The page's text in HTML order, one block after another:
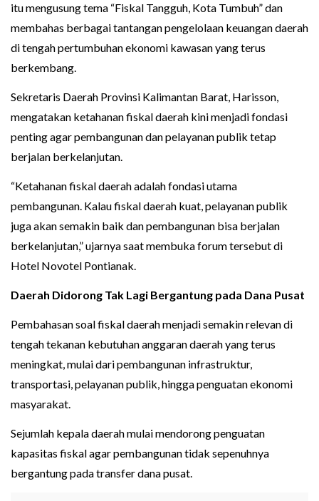
itu mengusung tema “Fiskal Tangguh, Kota Tumbuh” dan
membahas berbagai tantangan pengelolaan keuangan daerah
di tengah pertumbuhan ekonomi kawasan yang terus
berkembang.
Sekretaris Daerah Provinsi Kalimantan Barat, Harisson,
mengatakan ketahanan fiskal daerah kini menjadi fondasi
penting agar pembangunan dan pelayanan publik tetap
berjalan berkelanjutan.
“Ketahanan fiskal daerah adalah fondasi utama
pembangunan. Kalau fiskal daerah kuat, pelayanan publik
juga akan semakin baik dan pembangunan bisa berjalan
berkelanjutan,” ujarnya saat membuka forum tersebut di
Hotel Novotel Pontianak.
Daerah Didorong Tak Lagi Bergantung pada Dana Pusat
Pembahasan soal fiskal daerah menjadi semakin relevan di
tengah tekanan kebutuhan anggaran daerah yang terus
meningkat, mulai dari pembangunan infrastruktur,
transportasi, pelayanan publik, hingga penguatan ekonomi
masyarakat.
Sejumlah kepala daerah mulai mendorong penguatan
kapasitas fiskal agar pembangunan tidak sepenuhnya
bergantung pada transfer dana pusat.